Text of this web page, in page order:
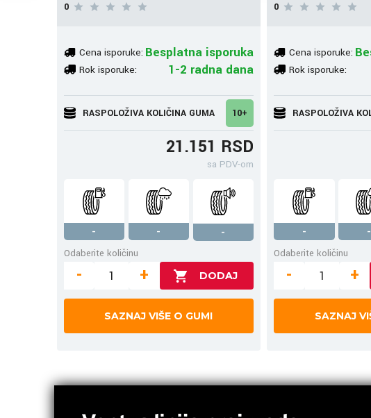
0
Cena isporuke: Besplatna isporuka
Rok isporuke: 1-2 radna dana
RASPOLOŽIVA KOLIČINA GUMA 10+
21.151 RSD
sa PDV-om
- -
-
Odaberite količinu
- +
SAZNAJ VIŠE O GUMI
0
Cena isporuke:
Rok isporuke:
RASPOLOŽIVA
- -
Odaberite količinu
- +
SAZNAJ